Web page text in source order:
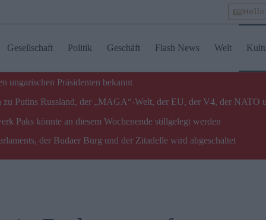
Gesellschaft Politik Geschäft Flash News Welt
ungarischen Präsidenten bekannt
Putins Russland, der „MAGA“-Welt, der EU, der V4, der NATO
Paks könnte an diesem Wochenende stillgelegt werden
der Budaer Burg und der Zitadelle wird abgeschaltet